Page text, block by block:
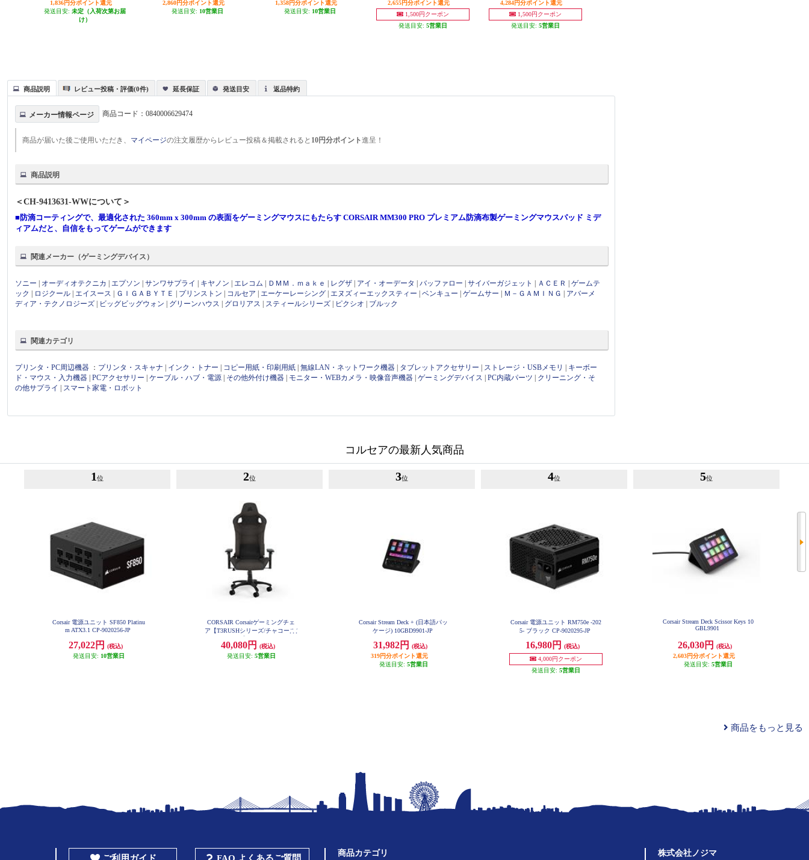
1,836円分ポイント還元
発送目安: 未定（入荷次第お届
け）
2,860円分ポイント還元
発送目安: 10営業日
対応/ホワイト】 WF-G700N-WZ
1,358円分ポイント還元
発送目安: 10営業日
2,655円分ポイント還元
1,500円クーポン
発送目安: 5営業日
4,284円分ポイント還元
1,500円クーポン
発送目安: 5営業日
商品説明 レビュー投稿・評価(0件) 延長保証 発送目安 返品特約
メーカー情報ページ 商品コード：0840006629474
商品が届いた後ご使用いただき、 マイページの注文履歴からレビュー投稿＆掲載されると 10円分ポイント進呈！
商品説明
＜CH-9413631-WWについて＞
■防滴コーティングで、最適化された 360mm x 300mm の表面をゲーミングマウスにもたらす CORSAIR MM300 PRO プレミアム防滴布製ゲーミングマウスパッド ミデ
ィアムだと、自信をもってゲームができます
関連メーカー（ゲーミングデバイス）
ソニー オーディオテクニカ エプソン |サンワサプライ キヤノン エレコム ＤＭＭ．ｍａｋｅ レグザ アイ・オーデータ |バッファロー |サイバーガジェット ＡＣＥＲ |ゲームテ
ック
ロジクール エイスース ＧＩＧＡＢＹＴＥ プリンストン コルセア エーケーレーシング エヌズィーエックスティー |ベンキュー |ゲームサー Ｍ－ＧＡＭＩＮＧ
アバーメ
ディア・テクノロジーズ
ビッグビッグウォン グリーンハウス グロリアス スティールシリーズ ピクシオ ブルック
関連カテゴリ
プリンタ・PC周辺機器 ： プリンタ・スキャナ インク・トナー コピー用紙・印刷用紙 |無線LAN・ネットワーク機器 タブレットアクセサリー ストレージ・USBメモリ
キーボー
ド・マウス・入力機器 |PCアクセサリー |ケーブル・ハブ・電源 その他外付け機器 モニター・WEBカメラ・映像音声機器 |ゲーミングデバイス |PC内蔵パーツ
クリーニング・そ
の他サプライ
スマート家電・ロボット
コルセアの最新人気商品
1 位
Corsair 電源ユニット SF850 Platinu
m ATX3.1 CP-9020256-JP
27,022円
(税込)
発送目安: 10営業日
2位
CORSAIR Corsairゲーミングチェ
ア【T3RUSHシリーズ/チャコール/
40,080円
(税込)
発送目安: 5営業日
3位
Corsair Stream Deck + (日本語パッ
ケージ) 10GBD9901-JP
31,982円
(税込)
319円分ポイント還元
発送目安: 5営業日
4位
Corsair 電源ユニット RM750e -202
5- ブラック CP-9020295-JP
16,980円
(税込)
4,000円クーポン
発送目安: 5営業日
5位
Corsair Stream Deck Scissor Keys 10
GBL9901
26,030円
(税込)
2,603円分ポイント還元
発送目安: 5営業日
商品をもっと見る
商品カテゴリ 株式会社ノジマ